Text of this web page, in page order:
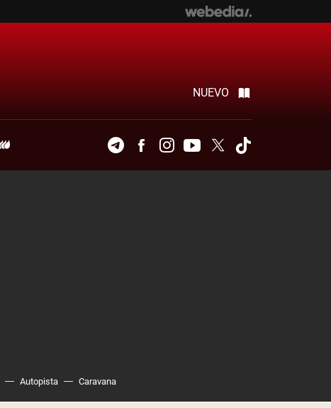
NUEVO
TelegramFacebookInstagramYoutubeTwitter
Autopista Caravana